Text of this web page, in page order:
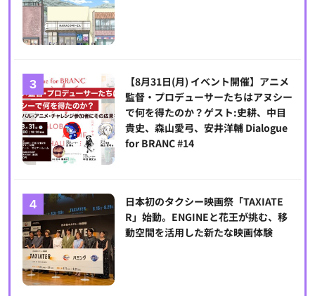
【8月31日(月) イベント開催】アニメ
監督・プロデューサーたちはアヌシー
で何を得たのか？ゲスト:史耕、中目
貴史、森山愛弓、安井洋輔 Dialogue
for BRANC #14
日本初のタクシー映画祭「TAXIATE
R」始動。ENGINEと花王が挑む、移
動空間を活用した新たな映画体験